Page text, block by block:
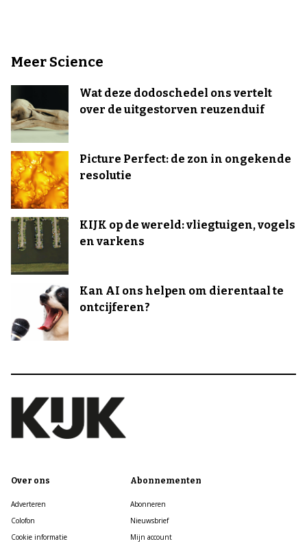
Meer Science
Wat deze dodoschedel ons vertelt
over de uitgestorven reuzenduif
Picture Perfect: de zon in ongekende
resolutie
KIJK op de wereld: vliegtuigen, vogels
en varkens
Kan AI ons helpen om dierentaal te
ontcijferen?
Over ons
Adverteren
Colofon
Cookie informatie
Abonnementen
Abonneren
Nieuwsbrief
Mijn account